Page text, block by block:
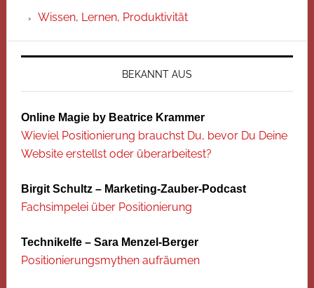
Wissen, Lernen, Produktivität
BEKANNT AUS
Online Magie by Beatrice Krammer
Wieviel Positionierung brauchst Du, bevor Du Deine
Website erstellst oder überarbeitest?
Birgit Schultz – Marketing-Zauber-Podcast
Fachsimpelei über Positionierung
Technikelfe – Sara Menzel-Berger
Positionierungsmythen aufräumen